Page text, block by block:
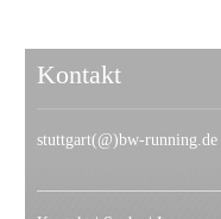
Kontakt
stuttgart(@)bw-running.de